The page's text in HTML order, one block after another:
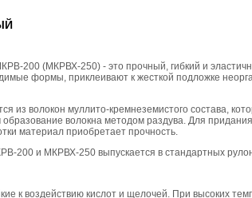
200 (МКРВХ-250) - это прочный, гибкий и
формы, приклеивают к жесткой подложке
из волокон муллито-кремнеземистого состава,
волокна методом раздува. Для
материал приобретает прочность.
200 и МКРВХ-250 выпускается в стандартных
к воздействию кислот и щелочей. При высоких